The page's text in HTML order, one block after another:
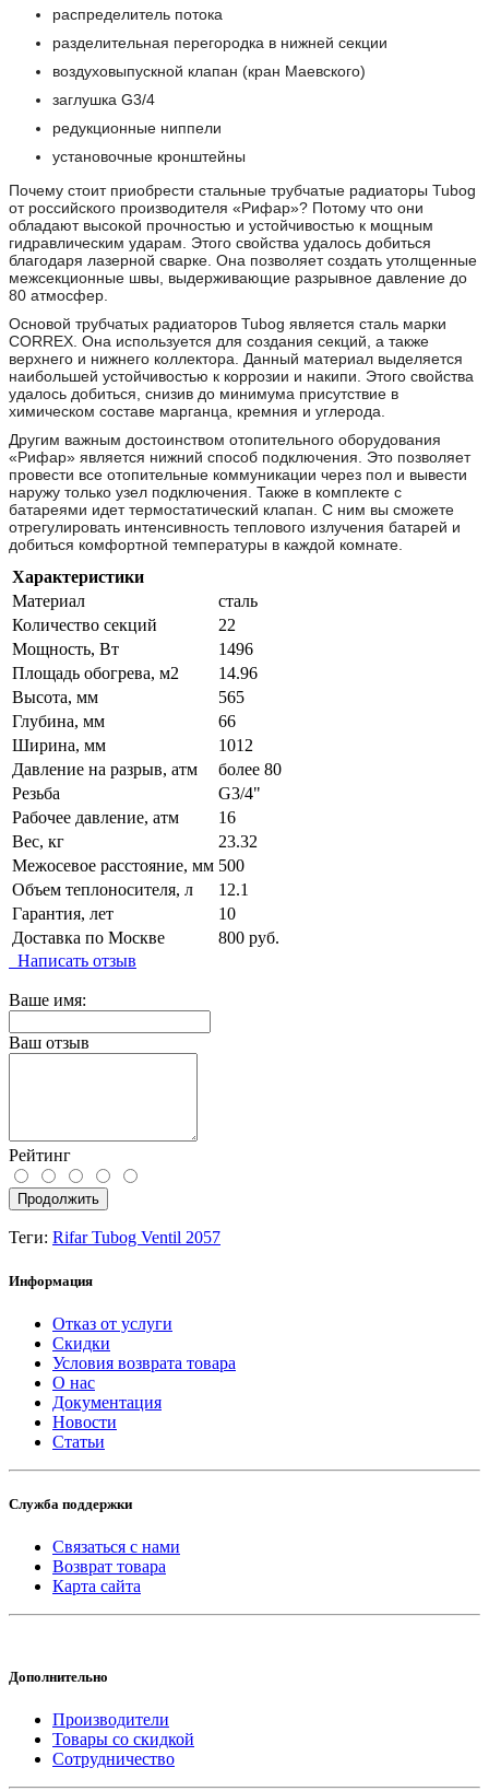
распределитель потока
разделительная перегородка в нижней секции
воздуховыпускной клапан (кран Маевского)
заглушка G3/4
редукционные ниппели
установочные кронштейны
Почему стоит приобрести стальные трубчатые радиаторы Tubog
от российского производителя «Рифар»? Потому что они
обладают высокой прочностью и устойчивостью к мощным
гидравлическим ударам. Этого свойства удалось добиться
благодаря лазерной сварке. Она позволяет создать утолщенные
межсекционные швы, выдерживающие разрывное давление до
80 атмосфер.
Основой трубчатых радиаторов Tubog является сталь марки
CORREX. Она используется для создания секций, а также
верхнего и нижнего коллектора. Данный материал выделяется
наибольшей устойчивостью к коррозии и накипи. Этого свойства
удалось добиться, снизив до минимума присутствие в
химическом составе марганца, кремния и углерода.
Другим важным достоинством отопительного оборудования
«Рифар» является нижний способ подключения. Это позволяет
провести все отопительные коммуникации через пол и вывести
наружу только узел подключения. Также в комплекте с
батареями идет термостатический клапан. С ним вы сможете
отрегулировать интенсивность теплового излучения батарей и
добиться комфортной температуры в каждой комнате.
Характеристики
Материал
сталь
Количество секций
22
Мощность, Вт
1496
Площадь обогрева, м2
14.96
Высота, мм
565
Глубина, мм
66
Ширина, мм
1012
Давление на разрыв, атм
более 80
Резьба
G3/4"
Рабочее давление, атм
16
Вес, кг
23.32
Межосевое расстояние, мм 500
Объем теплоносителя, л
12.1
Гарантия, лет
10
Доставка по Москве
800 руб.
Написать отзыв
Ваше имя:
Ваш отзыв
Рейтинг
Продолжить
Теги: Rifar Tubog Ventil 2057
Информация
Отказ от услуги
Скидки
Условия возврата товара
О нас
Документация
Новости
Статьи
Служба поддержки
Связаться с нами
Возврат товара
Карта сайта
Дополнительно
Производители
Товары со скидкой
Сотрудничество